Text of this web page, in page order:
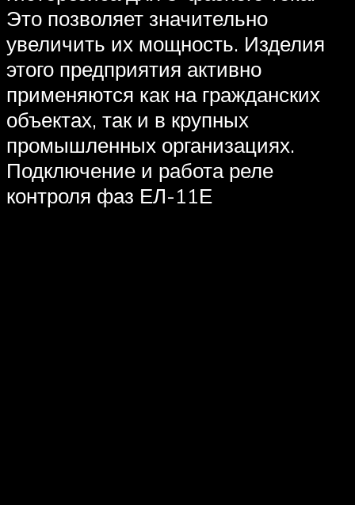
Это позволяет значительно
увеличить их мощность. Изделия
этого предприятия активно
применяются как на гражданских
объектах, так и в крупных
промышленных организациях.
Подключение и работа реле
контроля фаз ЕЛ-11Е